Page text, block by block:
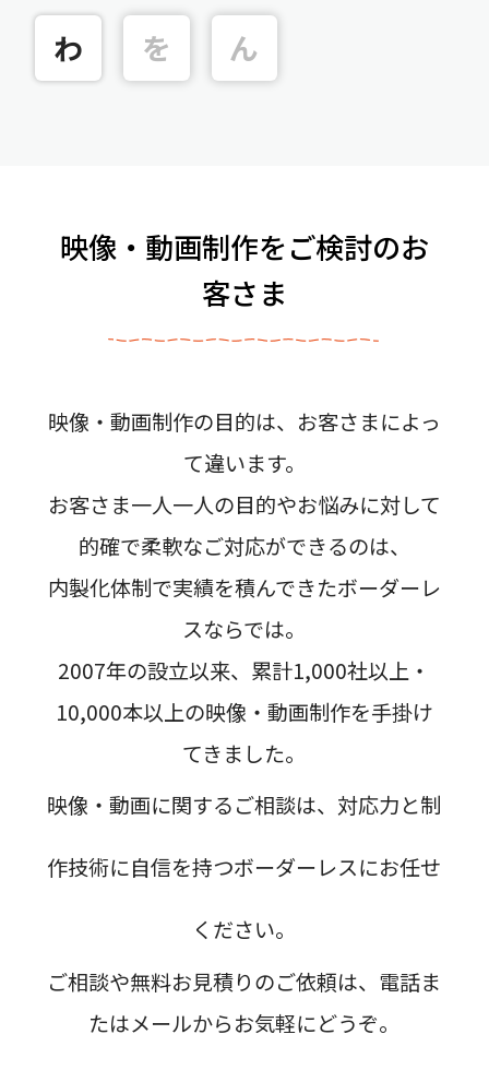
わ を ん
映像・動画制作をご検討のお
客さま
映像・動画制作の目的は、お客さまによっ
て違います。
お客さま一人一人の目的やお悩みに対して
的確で柔軟なご対応ができるのは、
内製化体制で実績を積んできたボーダーレ
スならでは。
2007年の設立以来、累計1,000社以上・
10,000本以上の映像・動画制作を手掛け
てきました。
映像・動画に関するご相談は、対応力と制
作技術に自信を持つボーダーレスにお任せ
ください。
ご相談や無料お見積りのご依頼は、電話ま
たはメールからお気軽にどうぞ。